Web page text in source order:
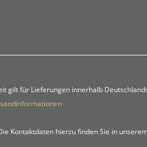
gilt für Lieferungen innerhalb
Kontaktdaten hierzu finden Sie in